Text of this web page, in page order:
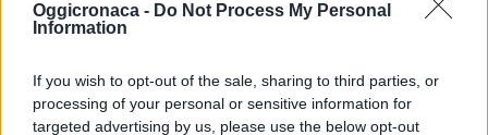
Oggicronaca - Do Not Process My Personal
Information
If you wish to opt-out of the sale, sharing to third parties, or
processing of your personal or sensitive information for
targeted advertising by us, please use the below opt-out